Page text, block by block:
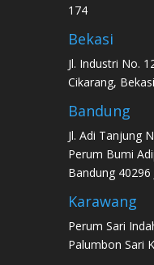
174
Bekasi
Jl. Industri No.
Cikarang,
Bandung
Jl. Adi Tanjung
Perum Bumi
Bandung 40296
Karawang
Perum Sari
Palumbon Sari